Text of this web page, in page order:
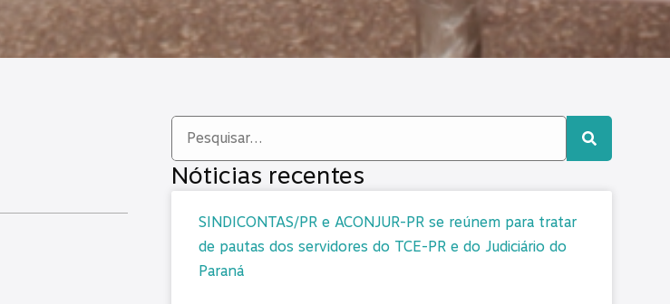
Nóticias recentes
SINDICONTAS/PR e ACONJUR-PR se reúnem para tratar
de pautas dos servidores do TCE-PR e do Judiciário do
Paraná